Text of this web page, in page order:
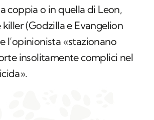
coppia o in quella di Leon,
(Godzilla e Evangelion
l’opinionista «stazionano
insolitamente complici nel